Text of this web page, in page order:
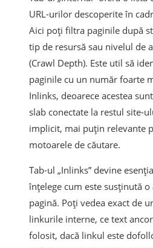
URL-urilor descoperite în
Aici poți filtra paginile după
tip de resursă sau nivelul de
(Crawl Depth). Este util să
paginile cu un număr foarte
Inlinks, deoarece acestea
slab conectate la restul site-
implicit, mai puțin relevante
motoarele de căutare.
Tab-ul „Inlinks” devine
înțelege cum este susținută
pagină. Poți vedea exact de
linkurile interne, ce text
folosit, dacă linkul este